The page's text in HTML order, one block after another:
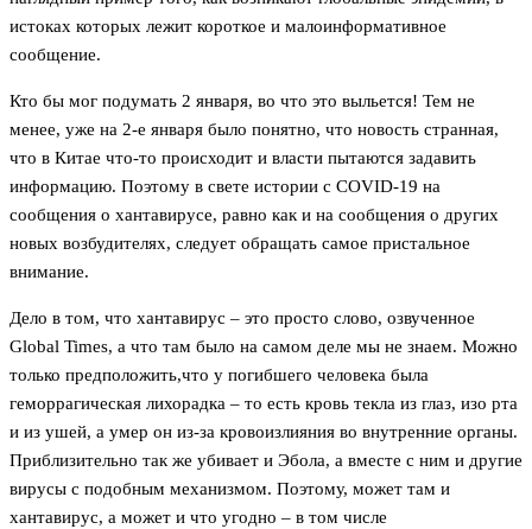
истоках которых лежит короткое и малоинформативное
сообщение.
Кто бы мог подумать 2 января, во что это выльется! Тем не
менее, уже на 2-е января было понятно, что новость странная,
что в Китае что-то происходит и власти пытаются задавить
информацию. Поэтому в свете истории с COVID-19 на
сообщения о хантавирусе, равно как и на сообщения о других
новых возбудителях, следует обращать самое пристальное
внимание.
Дело в том, что хантавирус – это просто слово, озвученное
Global Times, а что там было на самом деле мы не знаем. Можно
только предположить,что у погибшего человека была
геморрагическая лихорадка – то есть кровь текла из глаз, изо рта
и из ушей, а умер он из-за кровоизлияния во внутренние органы.
Приблизительно так же убивает и Эбола, а вместе с ним и другие
вирусы с подобным механизмом. Поэтому, может там и
хантавирус, а может и что угодно – в том числе